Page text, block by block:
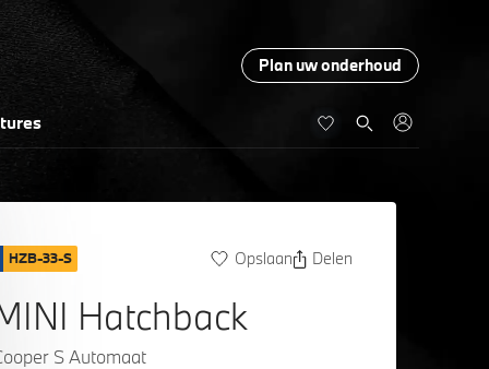
Plan uw onderhoud
HZB-33-S Opslaan Delen
Hatchback
S Automaat